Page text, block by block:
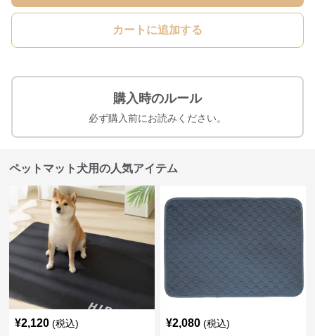
カートに追加する
購入時のルール
必ず購入前にお読みください。
ペットマット犬用の人気アイテム
¥2,120 (税込) ¥2,080 (税込)